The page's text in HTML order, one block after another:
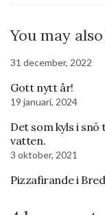
You may
31 december, 2022
Gott nytt år!
19 januari, 2024
Det som kyls i
vatten.
3 oktober, 2021
Pizzafirande i